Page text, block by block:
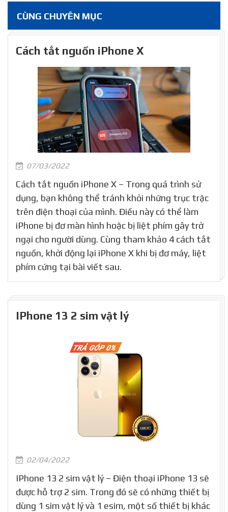
CÙNG CHUYÊN MỤC
Cách tắt nguồn iPhone X
07/03/2022
Cách tắt nguồn iPhone X – Trong quá trình sử
dụng, bạn không thể tránh khỏi những trục trặc
trên điện thoại của mình. Điều này có thể làm
iPhone bị đơ màn hình hoặc bị liệt phím gây trở
ngại cho người dùng. Cùng tham khảo 4 cách tắt
nguồn, khởi động lại iPhone X khi bị đơ máy, liệt
phím cứng tại bài viết sau.
IPhone 13 2 sim vật lý
02/04/2022
IPhone 13 2 sim vật lý – Điện thoại iPhone 13 sẽ
được hỗ trợ 2 sim. Trong đó sẽ có những thiết bị
dùng 1 sim vật lý và 1 esim, một số thiết bị khác